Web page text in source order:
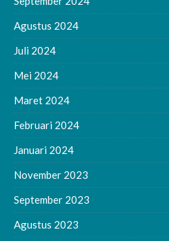
Agustus 2024
Juli 2024
Mei 2024
Maret 2024
Februari 2024
Januari 2024
November 2023
September 2023
Agustus 2023